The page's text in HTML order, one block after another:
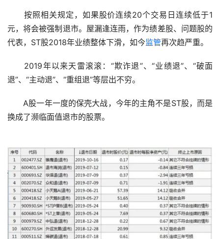
按照相关规定，如果股价连续20个交易日连续低于1
元，将会被强制退市。屋漏逢连雨，作为绩差股、问题股的
代表，ST股2018年业绩整体下滑，如今监管再次趋严重。
2019年以来天雷滚滚：“欺诈退”、“业绩退”、“破面
退”、“主动退”、“重组退”等层出不穷。
A股一年一度的保壳大战，今年的主角不是ST股，而是
换成了濒临面值退市的股票。